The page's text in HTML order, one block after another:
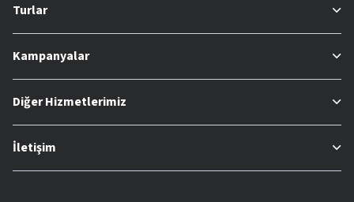
Turlar
Kampanyalar
Diğer Hizmetlerimiz
İletişim